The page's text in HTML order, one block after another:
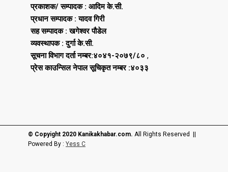
प्रकाशक/ सम्पादक : आदिम के.सी.
प्रधान सम्पादक : यादव गिरी
सह सम्पादक : खगेश्वर पौडेल
व्यवस्थापक : दुर्गा के.सी.
सूचना विभाग दर्ता नम्बर:४०४१-२०७९/८० ,
प्रेस काउन्सिल नेपाल सूचिकृत नम्बर :४०३३
© Copyight 2020 Kanikakhabar.com. All Rights Reserved ||
Powered By : Yess C